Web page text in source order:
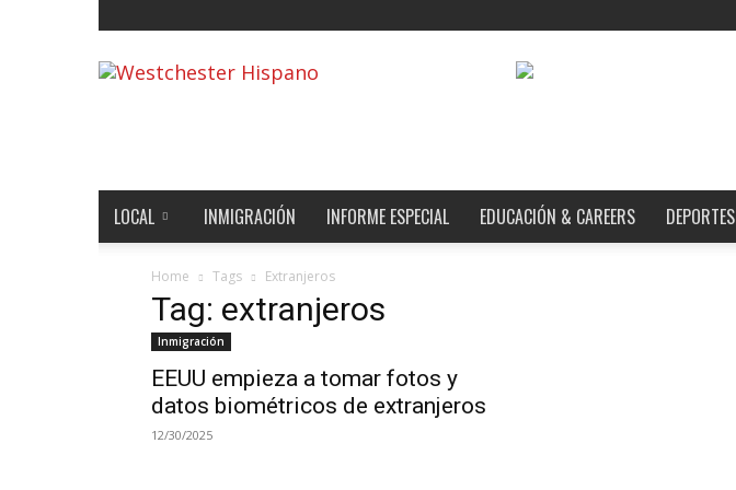
Noticias
y
el
Mundo
LOCAL INMIGRACIÓN INFORME ESPECIAL EDUCACIÓN & CAREERS DEPORTES
Home Tags Extranjeros
Tag: extranjeros
Inmigración
EEUU empieza a tomar fotos y
datos biométricos de extranjeros
12/30/2025